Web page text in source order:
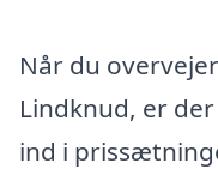
Når du
Lindknud, er
ind i